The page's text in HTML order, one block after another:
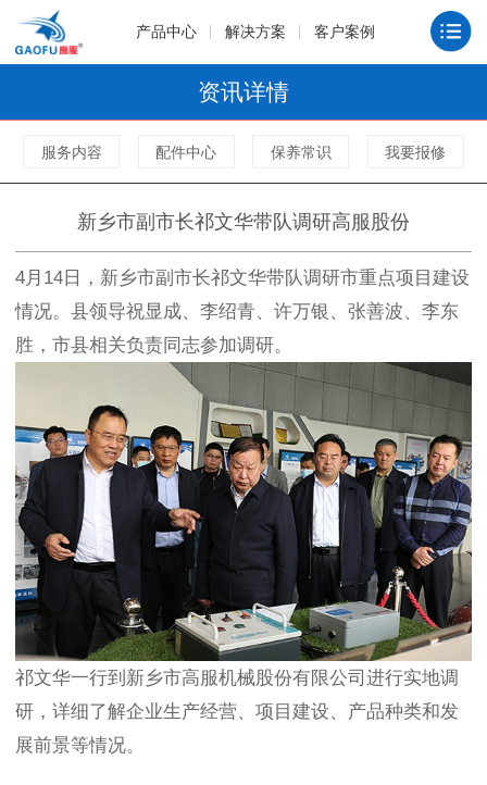
产品中心 解决方案 客户案例
资讯详情
服务内容 配件中心 保养常识 我要报修
新乡市副市长祁文华带队调研高服股份
4月14日，新乡市副市长祁文华带队调研市重点项目建设
情况。县领导祝显成、李绍青、许万银、张善波、李东
胜，市县相关负责同志参加调研。
祁文华一行到新乡市高服机械股份有限公司进行实地调
研，详细了解企业生产经营、项目建设、产品种类和发
展前景等情况。